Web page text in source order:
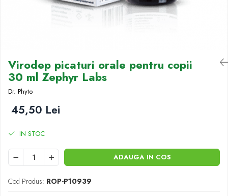
Antioxidanti
Virodep picaturi orale pentru copii
30 ml Zephyr Labs
Dr. Phyto
45,50 Lei
IN STOC
ADAUGA IN COS
Cod Produs: ROP-P10939